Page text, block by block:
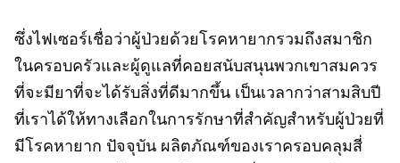
ซึ่งไฟเซอร์เชื่อว่าผู้ป่วยด้วยโรคหายากรวมถึงสมาชิก
ในครอบครัวและผู้ดูแลที่คอยสนับสนุนพวกเขาสมควร
ที่จะมียาที่จะได้รับสิ่งที่ดีมากขึ้น เป็นเวลากว่าสามสิบปี
ที่เราได้ให้ทางเลือกในการรักษาที่สําคัญสําหรับผู้ป่วยที่
มีโรคหายาก ปัจจุบัน ผลิตภัณฑ์​ของเราครอบคลุมสี่